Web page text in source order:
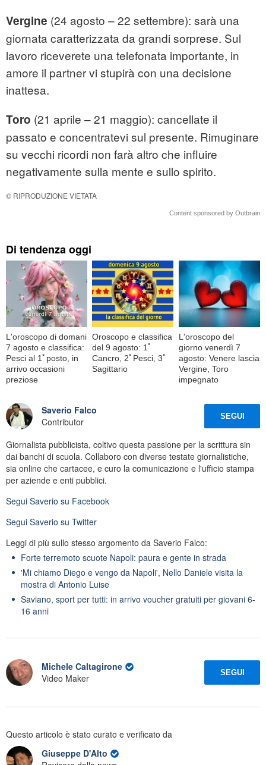
Vergine (24 agosto – 22 settembre): sarà una
giornata caratterizzata da grandi sorprese. Sul
lavoro riceverete una telefonata importante, in
amore il partner vi stupirà con una decisione
inattesa.
Toro (21 aprile – 21 maggio): cancellate il
passato e concentratevi sul presente. Rimuginare
su vecchi ricordi non farà altro che influire
negativamente sulla mente e sullo spirito.
© RIPRODUZIONE VIETATA
Content sponsored by Outbrain
Di tendenza oggi
L'oroscopo di domani
7 agosto e classifica:
Pesci al 1ﾟposto, in
arrivo occasioni
preziose
Oroscopo e classifica
del 9 agosto: 1ﾟ
Cancro, 2ﾟPesci, 3ﾟ
Sagittario
L'oroscopo del
giorno venerdì 7
agosto: Venere lascia
Vergine, Toro
impegnato
Saverio Falco
Contributor
SEGUI
Giornalista pubblicista, coltivo questa passione per la scrittura sin
dai banchi di scuola. Collaboro con diverse testate giornalistiche,
sia online che cartacee, e curo la comunicazione e l'ufficio stampa
per aziende e enti pubblici.
Segui Saverio su Facebook
Segui Saverio su Twitter
Leggi di più sullo stesso argomento da Saverio Falco:
Forte terremoto scuote Napoli: paura e gente in strada
'Mi chiamo Diego e vengo da Napoli', Nello Daniele visita la
mostra di Antonio Luise
Saviano, sport per tutti: in arrivo voucher gratuiti per giovani 6-
16 anni
Michele Caltagirone
Video Maker
SEGUI
Questo articolo è stato curato e verificato da
Giuseppe D'Alto